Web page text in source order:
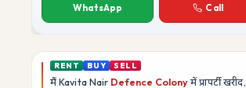
WhatsApp Call
RENT BUY SELL
मैंKavita Nair Defence Colonyमें प्रापर्टी खरीद,